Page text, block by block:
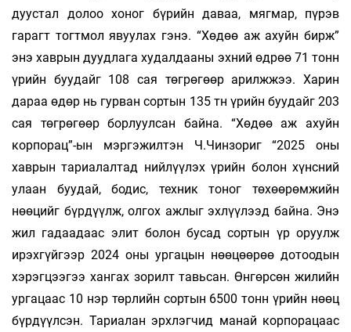
дуустал долоо хоног бүрийн даваа, мягмар, пүрэв
гарагт тогтмол явуулах гэнэ. “Хөдөө аж ахуйн бирж”
энэ хаврын дуудлага худалдааны эхний өдрөө 71 тонн
үрийн буудайг 108 сая төгрөгөөр арилжжээ. Харин
дараа өдөр нь гурван сортын 135 тн үрийн буудайг 203
сая төгрөгөөр борлуулсан байна. “Хөдөө аж ахуйн
корпорац”-ын мэргэжилтэн Ч.Чинзориг “2025 оны
хаврын тариалалтад нийлүүлэх үрийн болон хүнсний
улаан буудай, бодис, техник тоног төхөөрөмжийн
нөөцийг бүрдүүлж, олгох ажлыг эхлүүлээд байна. Энэ
жил гадаадаас элит болон бусад сортын үр оруулж
ирэхгүйгээр 2024 оны ургацын нөөцөөрөө дотоодын
хэрэгцээгээ хангах зорилт тавьсан. Өнгөрсөн жилийн
ургацаас 10 нэр төрлийн сортын 6500 тонн үрийн нөөц
бүрдүүлсэн. Тариалан эрхлэгчид манай корпорацаас